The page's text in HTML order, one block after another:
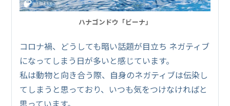
ハナゴンドウ「ビーナ」
コロナ禍、どうしても暗い話題が目立ち ネガティブ
になってしまう日が多いと感じています。
私は動物と向き合う際、自身のネガティブは伝染し
てしまうと思っており、いつも気をつけなければと